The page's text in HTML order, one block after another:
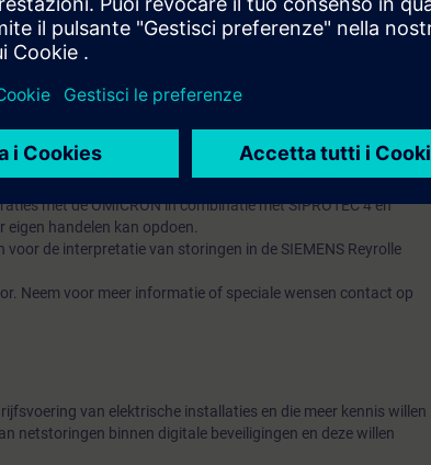
hebben van de energietechniek of minimaal
karakter. Zoveel mogelijk wordt de benodigde theoretische
met de OMICRON in combinatie met SIPROTEC 4 en
handelen kan opdoen.
de interpretatie van storingen in de SIEMENS Reyrolle
Neem voor meer informatie of speciale wensen contact op
van elektrische installaties en die meer kennis willen
netstoringen binnen digitale beveiligingen en deze willen